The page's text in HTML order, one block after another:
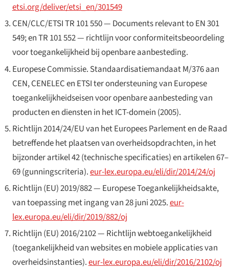
etsi.org/deliver/etsi_en/301549
CEN/CLC/ETSI TR 101 550 — Documents relevant to EN 301
549; en TR 101 552 — richtlijn voor conformiteitsbeoordeling
voor toegankelijkheid bij openbare aanbesteding.
Europese Commissie. StandaardisatiemandaatM/376aan
CEN, CENELEC en ETSI ter ondersteuning van Europese
toegankelijkheidseisen voor openbare aanbesteding van
producten en diensten in het ICT-domein (2005).
Richtlijn 2014/24/EU van het Europees Parlement en de Raad
betreffende het plaatsen van overheidsopdrachten, in het
bijzonder artikel 42 (technische specificaties) en artikelen 67–
69 (gunningscriteria).eur-lex.europa.eu/eli/dir/2014/24/oj
Richtlijn (EU) 2019/882 — Europese Toegankelijkheidsakte,
van toepassing met ingang van 28 juni 2025.eur-
lex.europa.eu/eli/dir/2019/882/oj
Richtlijn (EU) 2016/2102 — Richtlijn webtoegankelijkheid
(toegankelijkheid van websites en mobiele applicaties van
overheidsinstanties).eur-lex.europa.eu/eli/dir/2016/2102/oj